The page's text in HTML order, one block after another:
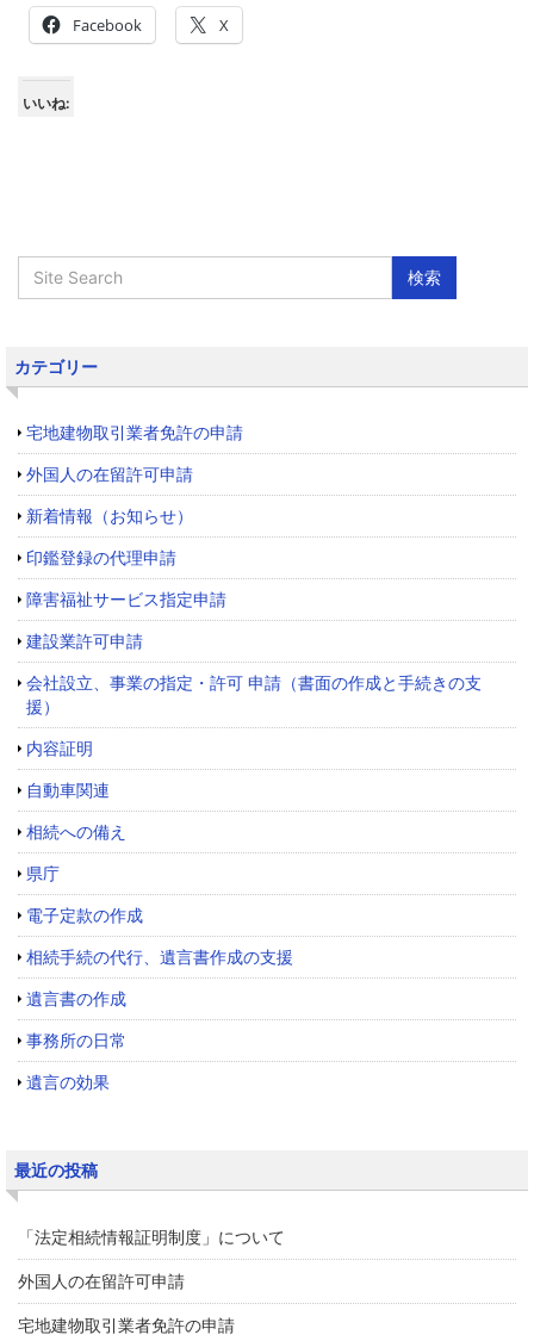
Facebook X
いいね:
カテゴリー
宅地建物取引業者免許の申請
外国人の在留許可申請
新着情報（お知らせ）
印鑑登録の代理申請
障害福祉サービス指定申請
建設業許可申請
会社設立、事業の指定・許可 申請（書面の作成と手続きの支
援）
内容証明
自動車関連
相続への備え
県庁
電子定款の作成
相続手続の代行、遺言書作成の支援
遺言書の作成
事務所の日常
遺言の効果
最近の投稿
「法定相続情報証明制度」について
外国人の在留許可申請
宅地建物取引業者免許の申請